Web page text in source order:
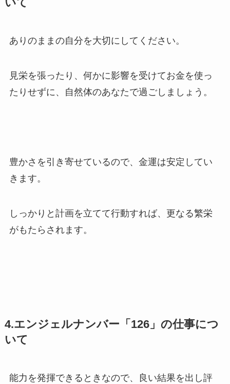
いて
ありのままの自分を大切にしてください。
見栄を張ったり、何かに影響を受けてお金を使っ
たりせずに、自然体のあなたで過ごしましょう。
豊かさを引き寄せているので、金運は安定してい
きます。
しっかりと計画を立てて行動すれば、更なる繁栄
がもたらされます。
4.エンジェルナンバー「126」の仕事につ
いて
能力を発揮できるときなので、良い結果を出し評